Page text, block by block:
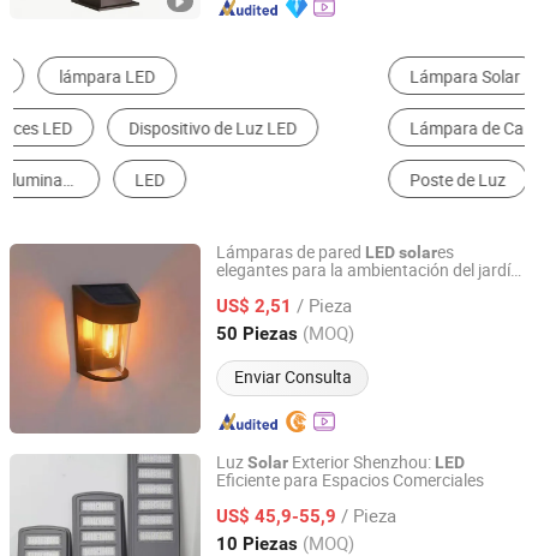
Lámpara Solar Lámpara de Calle de LED
Lámpara de Calle Lámpara de Jardín
Poste de Luz
Lámparas de pared LEDsolares
elegantes para la ambientación del jardín
US$ 2,51 / Pieza
50 Piezas (MOQ)
Enviar Consulta
Zhongshan Xingyuan Lighting Co., Ltd.
Guangdong, China Desde 2025
LuzSolar Exterior Shenzhou: LED
Eficiente para Espacios Comerciales
US$ 45,9-55,9 / Pieza
10 Piezas (MOQ)
Zhongjing Rongguang New Energy Jiangsu Co., Ltd.
Jiangsu, China Desde 2025